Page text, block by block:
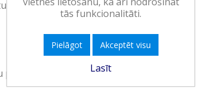
jauniem piedzīvojumiem.
tās funkcionalitāti.
Pielāgot Akceptēt visu
Lasīt